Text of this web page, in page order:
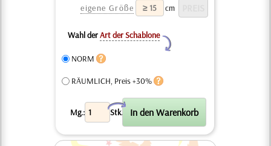
eigene Größe
cm
Wahl derArt der Schablone
Y
NORM
RÄUMLICH, Preis +30%
Mg.: Stk.
X